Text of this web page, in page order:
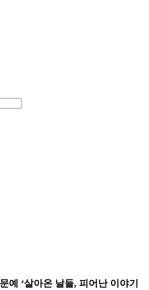
예 ‘살아온 날들, 피어난 이야기